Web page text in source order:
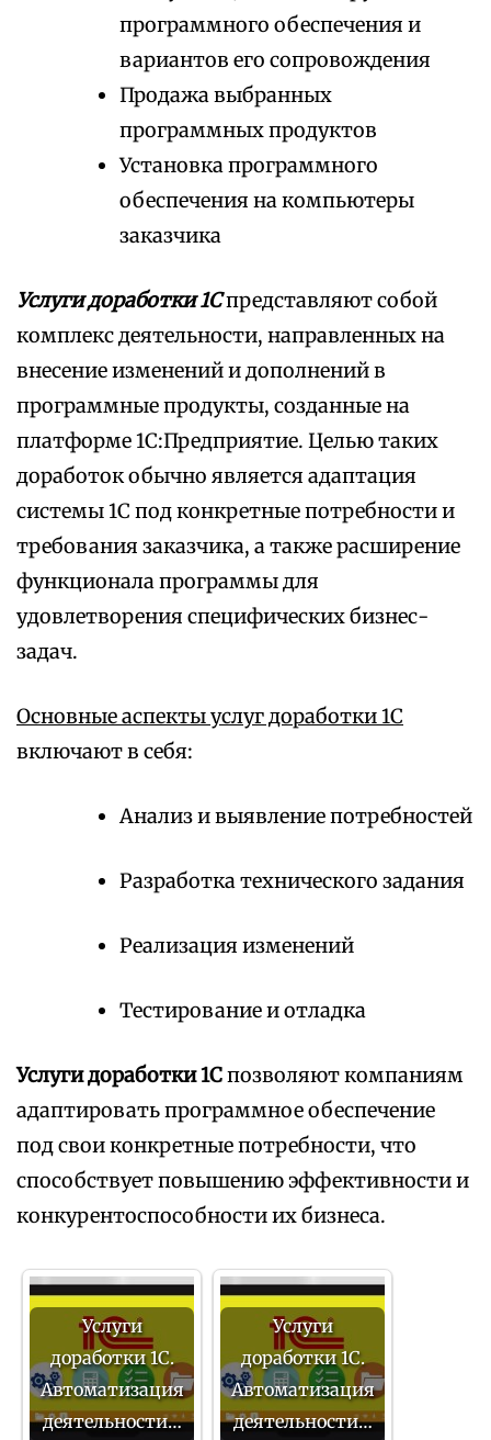
программного обеспечения и
вариантов его сопровождения
Продажа выбранных
программных продуктов
Установка программного
обеспечения на компьютеры
заказчика
Услуги доработки 1Спредставляют собой
комплекс деятельности, направленных на
внесение изменений и дополнений в
программные продукты, созданные на
платформе 1С:Предприятие. Целью таких
доработок обычно является адаптация
системы 1С под конкретные потребности и
требования заказчика, а также расширение
функционала программы для
удовлетворения специфических бизнес-
задач.
Основные аспекты услуг доработки 1С
включают в себя:
Анализ и выявление потребностей
Разработка технического задания
Реализация изменений
Тестирование и отладка
Услуги доработки 1Спозволяют компаниям
адаптировать программное обеспечение
под свои конкретные потребности, что
способствует повышению эффективности и
конкурентоспособности их бизнеса.
Услуги
доработки 1С.
Автоматизация
деятельности…
Услуги
доработки 1С.
Автоматизация
деятельности…